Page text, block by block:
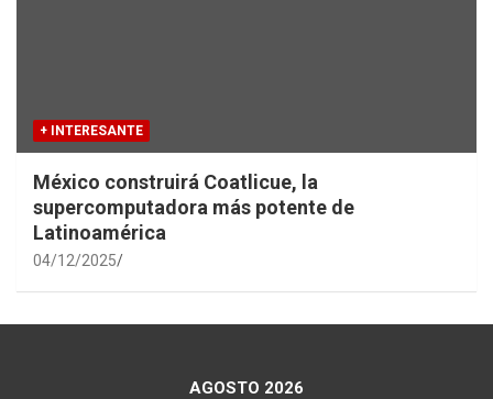
+ INTERESANTE
México construirá Coatlicue, la
supercomputadora más potente de
Latinoamérica
04/12/2025
AGOSTO 2026